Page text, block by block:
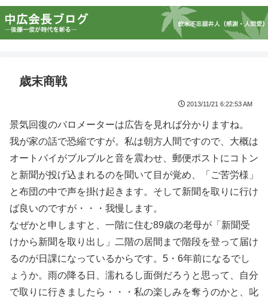
歳末商戦
2013/11/21 6:22:53 AM
景気回復のバロメーターは広告を見れば分かりますね。
我が家の話で恐縮ですが。私は朝方人間ですので、大概は
オートバイがブルブルと音を震わせ、郵便ポストにコトン
と新聞が投げ込まれるのを聞いて目が覚め、「ご苦労様」
と布団の中で声を掛け起きます。そして新聞を取りに行け
ば良いのですが・・・我慢します。
なぜかと申しますと、一階に住む89歳の老母が「新聞受
けから新聞を取り出し」二階の居間まで階段を登って届け
るのが日課になっているからです。5・6年前になるでし
ょうか。雨の降る日、濡れるし面倒だろうと思って、自分
で取りに行きましたら・・・私の楽しみを奪うのかと、叱